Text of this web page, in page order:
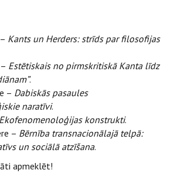
Kants un Herders: strīds par filosofijas
Estētiskais no pirmskritiskā Kanta līdz
.
– Dabiskās pasaules
naratīvi.
Ekofenomenoloģijas konstrukti.
– Bērnība transnacionālajā telpā:
un sociālā atzīšana.
apmeklēt!